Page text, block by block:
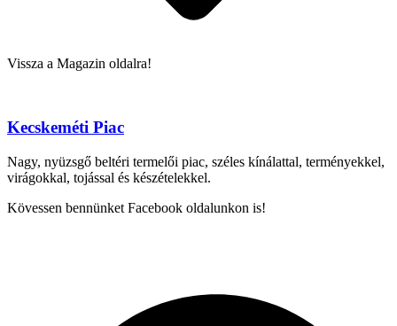
Vissza a Magazin oldalra!
Kecskeméti Piac
Nagy, nyüzsgő beltéri termelői piac, széles kínálattal, terményekkel,
virágokkal, tojással és készételekkel.
Kövessen bennünket Facebook oldalunkon is!